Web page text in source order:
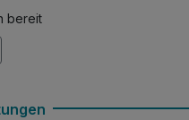
bereit